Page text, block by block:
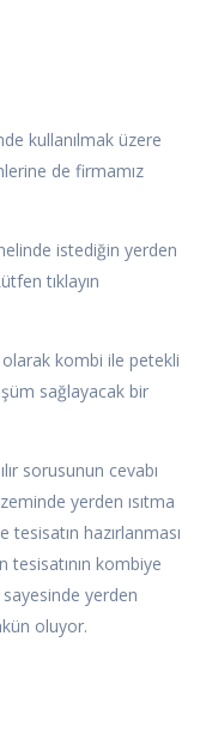
kullanılmak üzere
de firmamız
istediğin yerden
tıklayın
kombi ile petekli
sağlayacak bir
sorusunun cevabı
yerden ısıtma
tesisatın hazırlanması
kombiye
yerden
oluyor.